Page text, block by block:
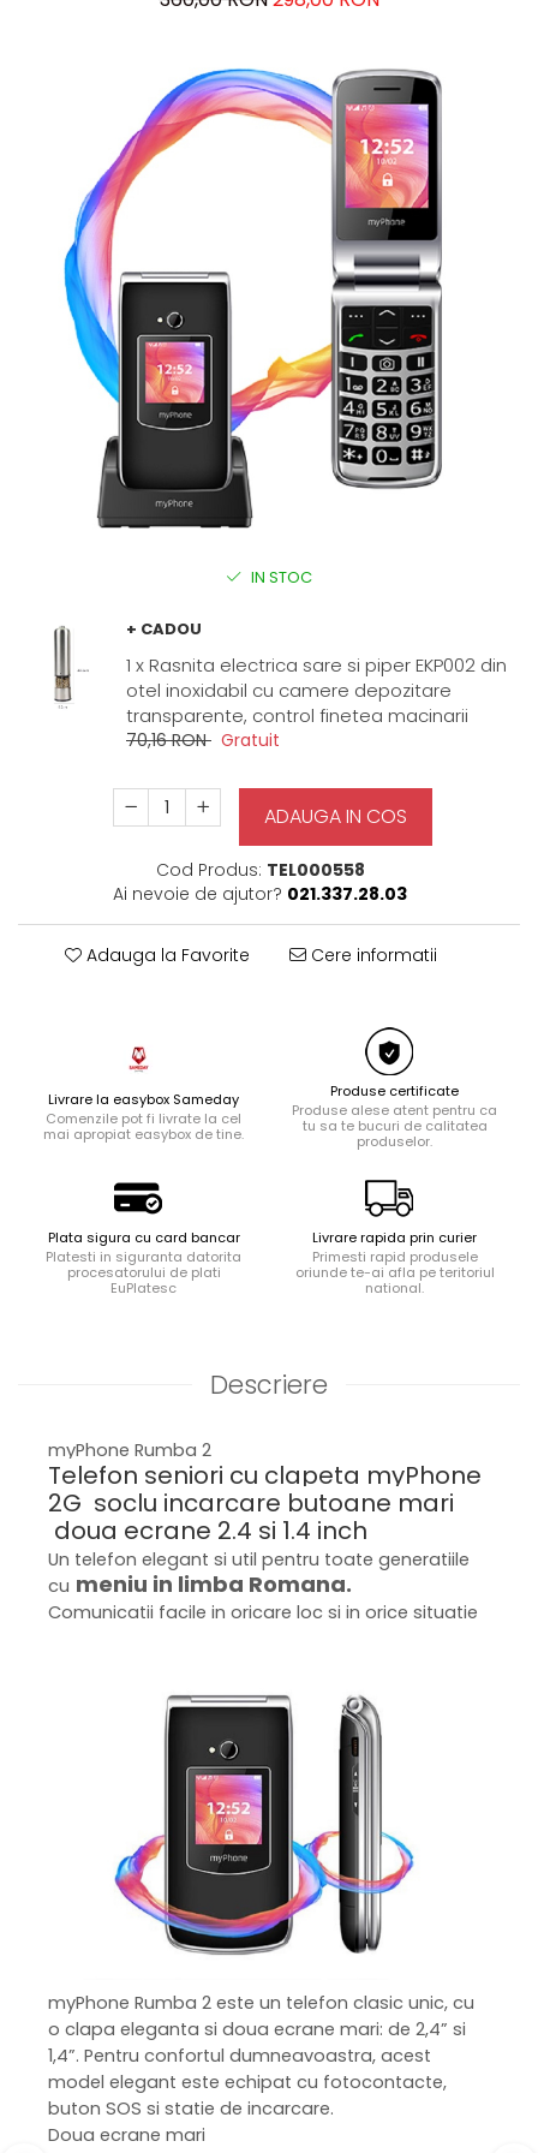
Fiare, statii & aparate de calcat cu
Tehnica de birou
Laminatoare si accesorii
IN STOC
+ CADOU
1 x Rasnita electrica sare si piper EKP002 din
otel inoxidabil cu camere depozitare
transparente, control finetea macinarii
70,16 RON Gratuit
ADAUGA IN COS
Cod Produs: TEL000558
Ai nevoie de ajutor? 021.337.28.03
Adauga la Favorite Cere informatii
Livrare la easybox Sameday
Comenzile pot fi livrate la cel
mai apropiat easybox de tine.
Produse certificate
Produse alese atent pentru ca
tu sa te bucuri de calitatea
produselor.
Plata sigura cu card bancar
Platesti in siguranta datorita
procesatorului de plati
EuPlatesc
Livrare rapida prin curier
Primesti rapid produsele
oriunde te-ai afla pe teritoriul
national.
Descriere
myPhone Rumba 2
Telefon seniori cu clapeta myPhone
2G soclu incarcare butoane mari
doua ecrane 2.4 si 1.4 inch
Un telefon elegant si util pentru toate generatiile
cu meniu in limba Romana.
Comunicatii facile in oricare loc si in orice situatie
myPhone Rumba 2 este un telefon clasic unic, cu
o clapa eleganta si doua ecrane mari: de 2,4” si
1,4”. Pentru confortul dumneavoastra, acest
model elegant este echipat cu fotocontacte,
buton SOS si statie de incarcare.
Doua ecrane mari